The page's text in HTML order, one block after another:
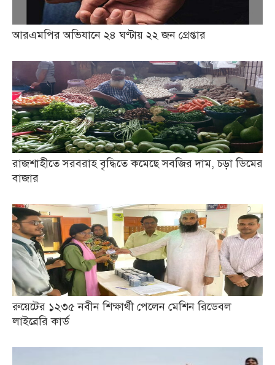
আরএমপির অভিযানে ২৪ ঘণ্টায় ২২ জন গ্রেপ্তার
রাজশাহীতে সরবরাহ বৃদ্ধিতে কমেছে সবজির দাম, চড়া ডিমের
বাজার
রুয়েটের ১২৩৫ নবীন শিক্ষার্থী পেলেন মেশিন রিডেবল
লাইব্রেরি কার্ড